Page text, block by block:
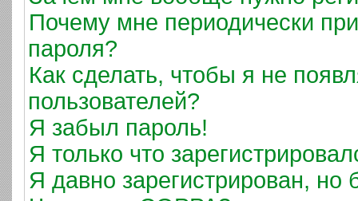
Почему мне периодически
пароля?
Как сделать, чтобы я не
пользователей?
Я забыл пароль!
Я только что
Я давно зарегистрирован, но